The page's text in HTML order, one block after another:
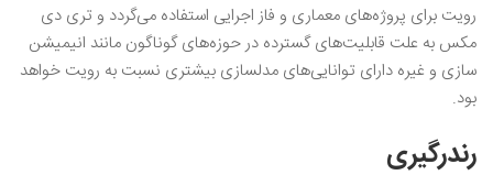
رویت برای پروژه‌های معماری و فاز اجرایی استفاده می‌گردد و تری دی
مکس به علت قابلیت‌های گسترده در حوزه‌های گوناگون مانند انیمیشن
سازی و غیره دارای توانایی‌های مدلسازی بیشتری نسبت به رویت خواهد
بود.
رندرگیری